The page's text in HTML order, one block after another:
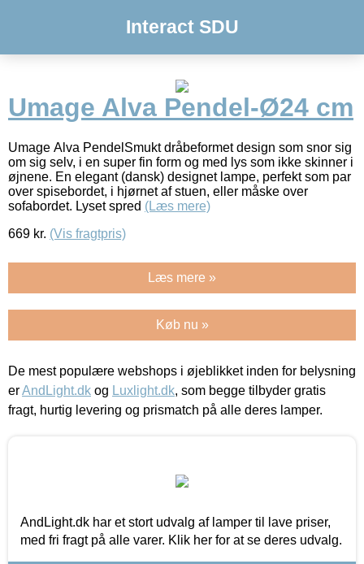
Interact SDU
Umage Alva Pendel-Ø24 cm
Umage Alva PendelSmukt dråbeformet design som snor sig
om sig selv, i en super fin form og med lys som ikke skinner i
øjnene. En elegant (dansk) designet lampe, perfekt som par
over spisebordet, i hjørnet af stuen, eller måske over
sofabordet. Lyset spred (Læs mere)
669 kr. (Vis fragtpris)
Læs mere »
Køb nu »
De mest populære webshops i øjeblikket inden for belysning
erAndLight.dk og Luxlight.dk, som begge tilbyder gratis
fragt, hurtig levering og prismatch på alle deres lamper.
AndLight.dk har et stort udvalg af lamper til lave priser,
med fri fragt på alle varer. Klik her for at se deres udvalg.